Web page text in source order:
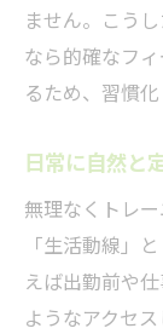
ません。こう
なら的確なフ
るため、習慣化
日常に自然と
無理なくトレ
「生活動線」
えば出勤前や
ようなアクセ